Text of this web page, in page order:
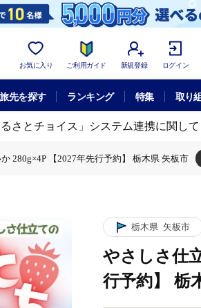
お気に入り ご利用ガイド 新規登録 ログイン
旅先を探す ランキング 特集 取り
るさとチョイス」システム連携に関して
280g×4P 【2027年先行予約】 栃木県 矢板市
栃木県 矢板市
やさしさ仕
行予約】 栃